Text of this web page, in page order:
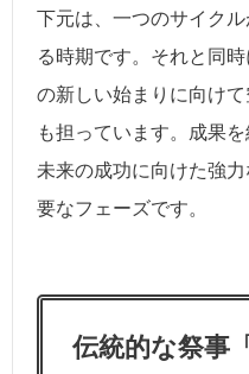
下元は、一つのサイク
る時期です。それと同
の新しい始まりに向け
も担っています。成果
未来の成功に向けた強
要なフェーズです。
伝統的な祭事